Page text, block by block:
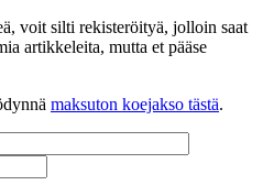
voit silti rekisteröityä, jolloin saat
artikkeleita, mutta et pääse
maksuton koejakso tästä.